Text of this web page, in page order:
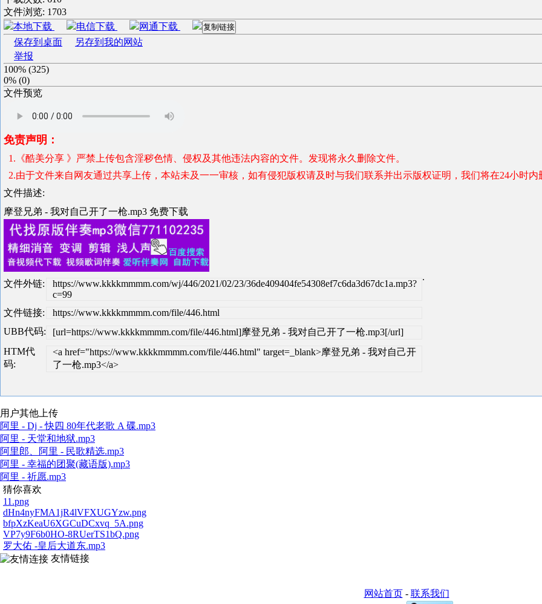
文件浏览: 1703
本地下载
电信下载 网通下载 复制链接
保存到桌面
另存到我的网站
举报
100% (325)
0% (0)
文件预览
免责声明：
1.《酷美分享 》严禁上传包含淫秽色情、侵权及其他违法内容的文件。发现将永久删除文件。
2.由于文件来自网友通过共享上传，本站未及一一审核，如有侵犯版权请及时与我们联系并出示版权证明，我们将在24小时内
文件描述:
摩登兄弟 - 我对自己开了一枪.mp3 免费下载
文件外链:
https://www.kkkkmmmm.com/wj/446/2021/02/23/36de409404fe54308ef7c6da3d67dc1a.mp3?
c=99
文件链接:
https://www.kkkkmmmm.com/file/446.html
UBB代码:
[url=https://www.kkkkmmmm.com/file/446.html]摩登兄弟 - 我对自己开了一枪.mp3[/url]
HTM代
码:
<a href="https://www.kkkkmmmm.com/file/446.html" target=_blank>摩登兄弟 - 我对自己开
了一枪.mp3</a>
.
用户其他上传
阿里 - Dj - 快四 80年代老歌 A 碟.mp3
阿里 - 天堂和地狱.mp3
阿里郎、阿里 - 民歌精选.mp3
阿里 - 幸福的团聚(藏语版).mp3
阿里 - 祈愿.mp3
猜你喜欢
11.png
dHn4nyFMA1jR4lVFXUGYzw.png
bfpXzKeaU6XGCuDCxvq_5A.png
VP7y9F6b0HO-8RUerTS1bQ.png
罗大佑 -皇后大道东.mp3
友情链接
网站首页- 联系我们